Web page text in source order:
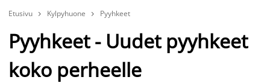
Etusivu  Kylpyhuone  Pyyhkeet
Pyyhkeet - Uudet pyyhkeet
koko perheelle